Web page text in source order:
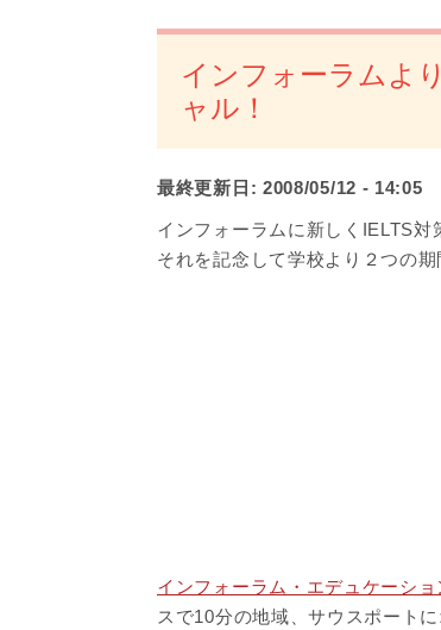
インフォーラムよ
ャル！
最終更新日: 2008/05/12 - 14:05
インフォーラムに新しくIELTS対
それを記念して学校より２つの
インフォーラム・エデュケーシ
スで10分の地域、サウスポート